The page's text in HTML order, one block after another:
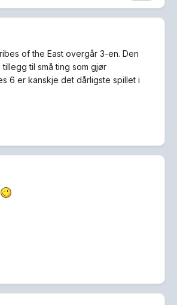
of the East overgår 3-en. Den
til små ting som gjør
6 er kanskje det dårligste spillet i